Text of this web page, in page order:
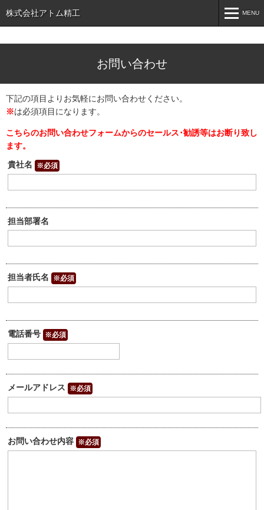
株式会社アトム精工 MENU
ご相談窓口
会社案内
お問い合わせ
お問い合わせ
下記の項目よりお気軽にお問い合わせください。
※は必須項目になります。
こちらのお問い合わせフォームからのセールス･勧誘等はお断り致し
ます。
貴社名
※必須
担当部署名
担当者氏名 ※必須
電話番号 ※必須
メールアドレス ※必須
お問い合わせ内容 ※必須